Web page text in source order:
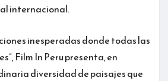
internacional.
inesperadas donde todas las
Film In Peru presenta, en
diversidad de paisajes que